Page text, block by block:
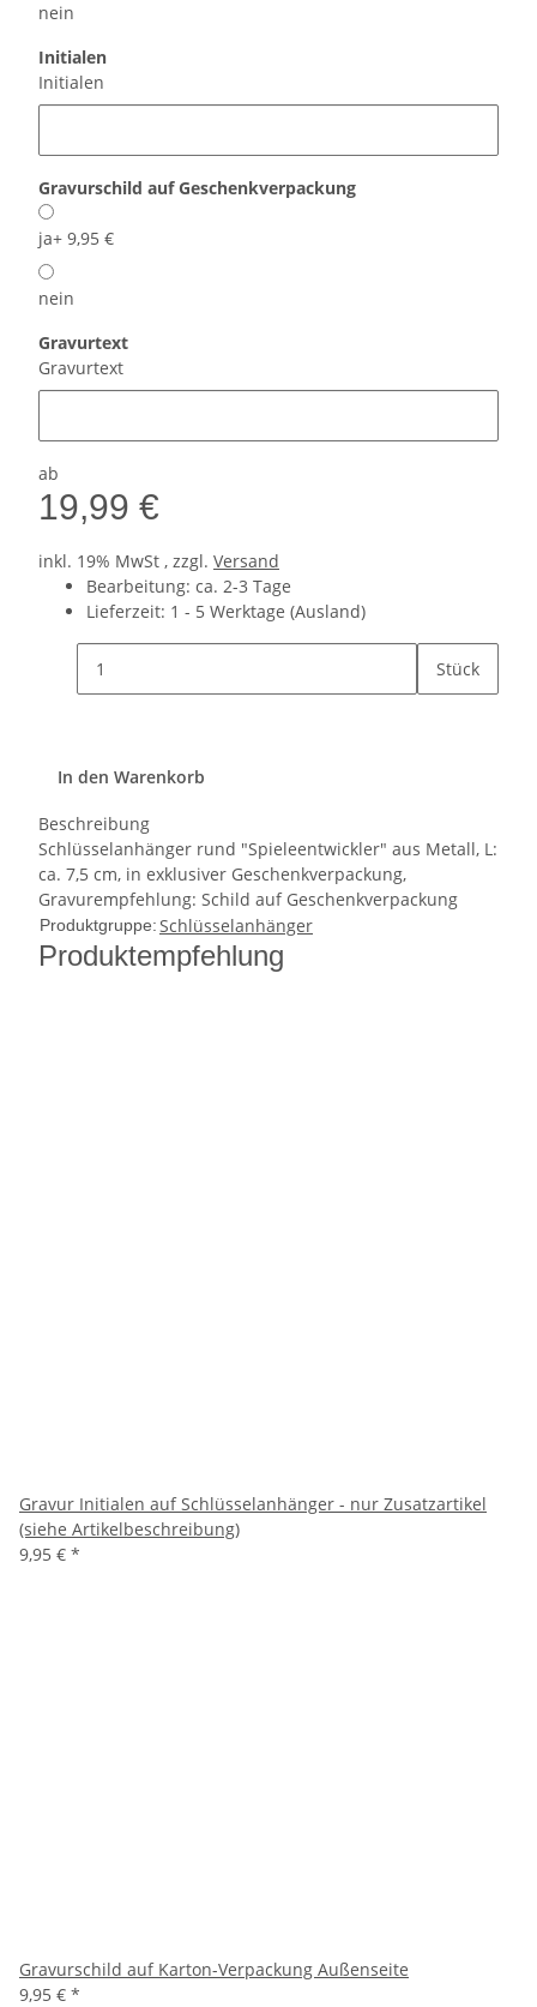
nein
Initialen
Initialen
Gravurschild auf Geschenkverpackung
ja+ 9,95 €
nein
Gravurtext
Gravurtext
ab
19,99 €
inkl. 19% MwSt , zzgl. Versand
Bearbeitung: ca. 2-3 Tage
Lieferzeit: 1 - 5 Werktage (Ausland)
Stück
In den Warenkorb
Beschreibung
Schlüsselanhänger rund "Spieleentwickler" aus Metall, L:
ca. 7,5 cm, in exklusiver Geschenkverpackung,
Gravurempfehlung: Schild auf Geschenkverpackung
Produktgruppe:Schlüsselanhänger
Produktempfehlung
Gravur Initialen auf Schlüsselanhänger - nur Zusatzartikel
(siehe Artikelbeschreibung)
9,95 € *
Gravurschild auf Karton-Verpackung Außenseite
9,95 € *